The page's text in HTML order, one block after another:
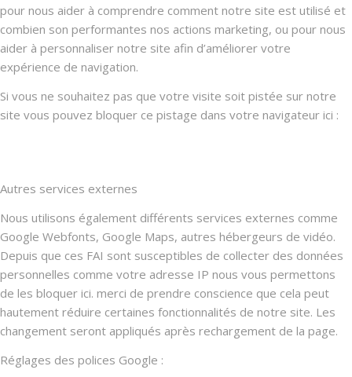
pour nous aider à comprendre comment notre site est utilisé et
combien son performantes nos actions marketing, ou pour nous
aider à personnaliser notre site afin d’améliorer votre
expérience de navigation.
Si vous ne souhaitez pas que votre visite soit pistée sur notre
site vous pouvez bloquer ce pistage dans votre navigateur ici :
Autres services externes
Nous utilisons également différents services externes comme
Google Webfonts, Google Maps, autres hébergeurs de vidéo.
Depuis que ces FAI sont susceptibles de collecter des données
personnelles comme votre adresse IP nous vous permettons
de les bloquer ici. merci de prendre conscience que cela peut
hautement réduire certaines fonctionnalités de notre site. Les
changement seront appliqués après rechargement de la page.
Réglages des polices Google :